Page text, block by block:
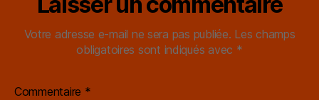
Votre adresse e-mail ne sera pas publiée. Les champs
obligatoires sont indiqués avec *
Commentaire *